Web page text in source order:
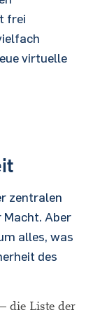
frei
virtuelle
zentralen
Aber
alles, was
des
die Liste der